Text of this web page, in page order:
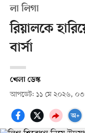
লা লিগা
রিয়ালকে
বার্সা
খেলা ডেস্ক
আপডেট: ১১ মে ২০২৬,